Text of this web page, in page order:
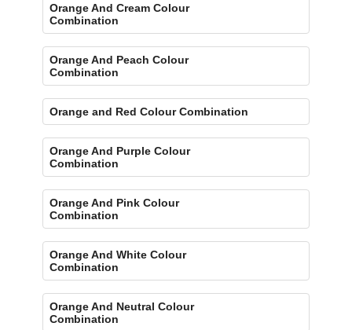
Orange And Cream Colour
Combination
Orange And Peach Colour
Combination
Orange and Red Colour Combination
Orange And Purple Colour
Combination
Orange And Pink Colour
Combination
Orange And White Colour
Combination
Orange And Neutral Colour
Combination